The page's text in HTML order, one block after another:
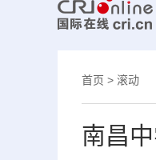
首页 > 滚动
南昌